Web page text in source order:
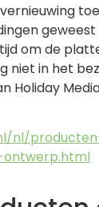
geweest
om de
niet in het
Holiday
nl/